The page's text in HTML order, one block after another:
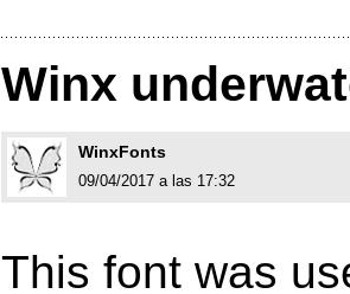
Winx
WinxFonts
09/04/2017 a las 17:32
This font was